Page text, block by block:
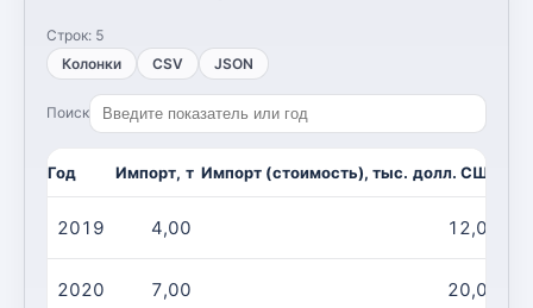
Строк: 5
Колонки
CSV JSON
Поиск
Год Импорт, т Импорт (стоимость), тыс. долл. США
2019 4,00 12,00
2020 7,00 20,00